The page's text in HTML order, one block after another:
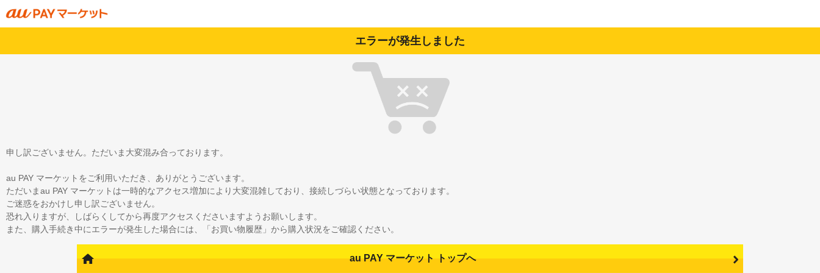
エラーが発生しました
申し訳ございません。ただいま大変混み合っております。
au PAY マーケットをご利用いただき、ありがとうございます。
ただいまau PAY マーケットは一時的なアクセス増加により大変混雑しており、接続しづらい状態となっております。
ご迷惑をおかけし申し訳ございません。
恐れ入りますが、しばらくしてから再度アクセスくださいますようお願いします。
また、購入手続き中にエラーが発生した場合には、「お買い物履歴」から購入状況をご確認ください。
au PAY マーケット トップへ